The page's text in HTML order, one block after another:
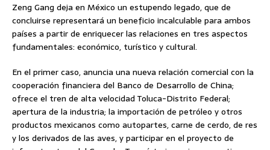
Zeng Gang deja en México un estupendo legado, que de
concluirse representará un beneficio incalculable para ambos
países a partir de enriquecer las relaciones en tres aspectos
fundamentales: económico, turístico y cultural.
En el primer caso, anuncia una nueva relación comercial con la
cooperación financiera del Banco de Desarrollo de China;
ofrece el tren de alta velocidad Toluca-Distrito Federal;
apertura de la industria; la importación de petróleo y otros
productos mexicanos como autopartes, carne de cerdo, de res
y los derivados de las aves, y participar en el proyecto de